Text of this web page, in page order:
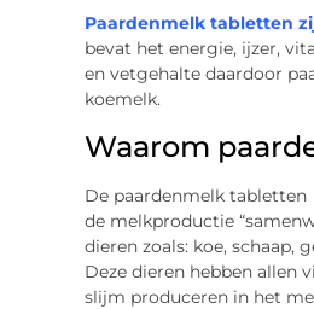
Paardenmelk tabletten
bevat het energie, ijzer,
en vetgehalte daardoor
koemelk.
Waarom
De paardenmelk
de melkproductie
dieren zoals: koe, schaap,
Deze dieren hebben allen
slijm produceren in het